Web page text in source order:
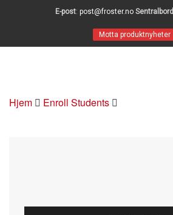
E-post: post@froster.no Sentralbord
Motta produktnyheter
Hjem Enroll Students